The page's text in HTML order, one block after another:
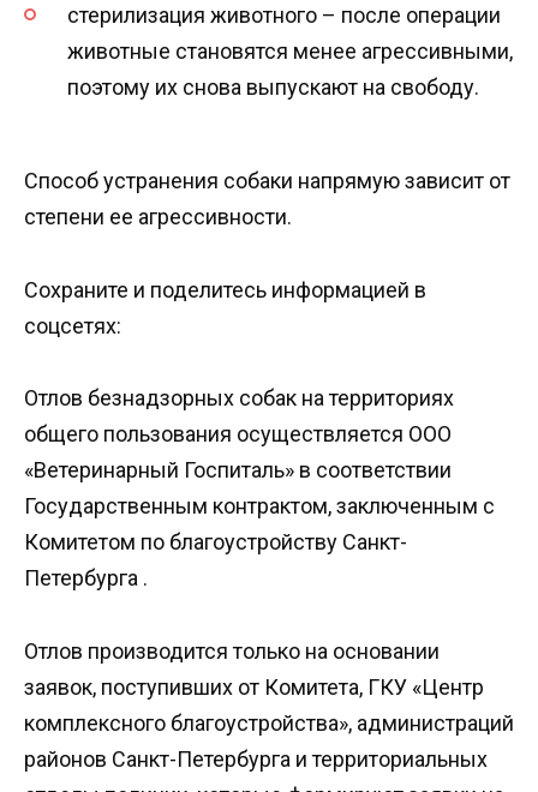
стерилизация животного – после операции
животные становятся менее агрессивными,
поэтому их снова выпускают на свободу.
Способ устранения собаки напрямую зависит от
степени ее агрессивности.
Сохраните и поделитесь информацией в
соцсетях:
Отлов безнадзорных собак на территориях
общего пользования осуществляется ООО
«Ветеринарный Госпиталь» в соответствии
Государственным контрактом, заключенным с
Комитетом по благоустройству Санкт-
Петербурга .
Отлов производится только на основании
заявок, поступивших от Комитета, ГКУ «Центр
комплексного благоустройства», администраций
районов Санкт-Петербурга и территориальных